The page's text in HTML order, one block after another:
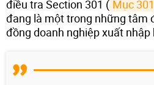
điều tra Section 301 ( Mục 301
đang là một trong những tâm
đồng doanh nghiệp xuất nhập